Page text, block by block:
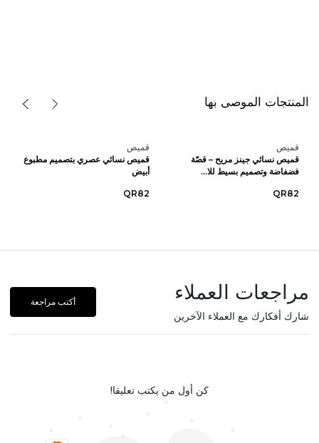
المنتجات الموصى بها
قميص
قميص نسائي جينز مريح – قصّة
فضفاضة وتصميم بسيط للا...
QR82
قميص
قميص نسائي عصري بتصميم مطبوع
أبيض
QR82
مراجعات العملاء
شارك أفكارك مع العملاء الآخرين
أكتب مراجعة
كن أول من يكتب تعليقا!